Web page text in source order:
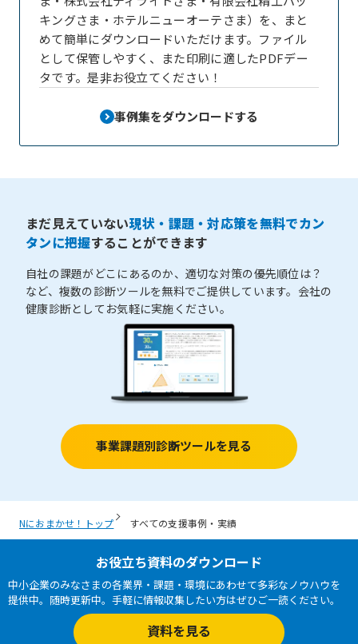
キングさま・ホテルニューオーテさま）を、まと
めて簡単にダウンロードいただけます。ファイル
として保管しやすく、また印刷に適したPDFデー
タです。是非お役立てください！
事例集をダウンロードする
まだ見えていない現状・課題・対応策を無料でカン
タンに把握することができます
自社の課題がどこにあるのか、適切な対策の優先順位は？
など、複数の診断ツールを無料でご提供しています。会社の
健康診断としてお気軽に実施ください。
事業課題別診断ツールを見る
お役立ち資料のダウンロード
中小企業のみなさまの各業界・課題・環境にあわせて多彩なノウハウを
提供中。随時更新中。手軽に情報収集したい方はぜひご一読ください。
資料を見る